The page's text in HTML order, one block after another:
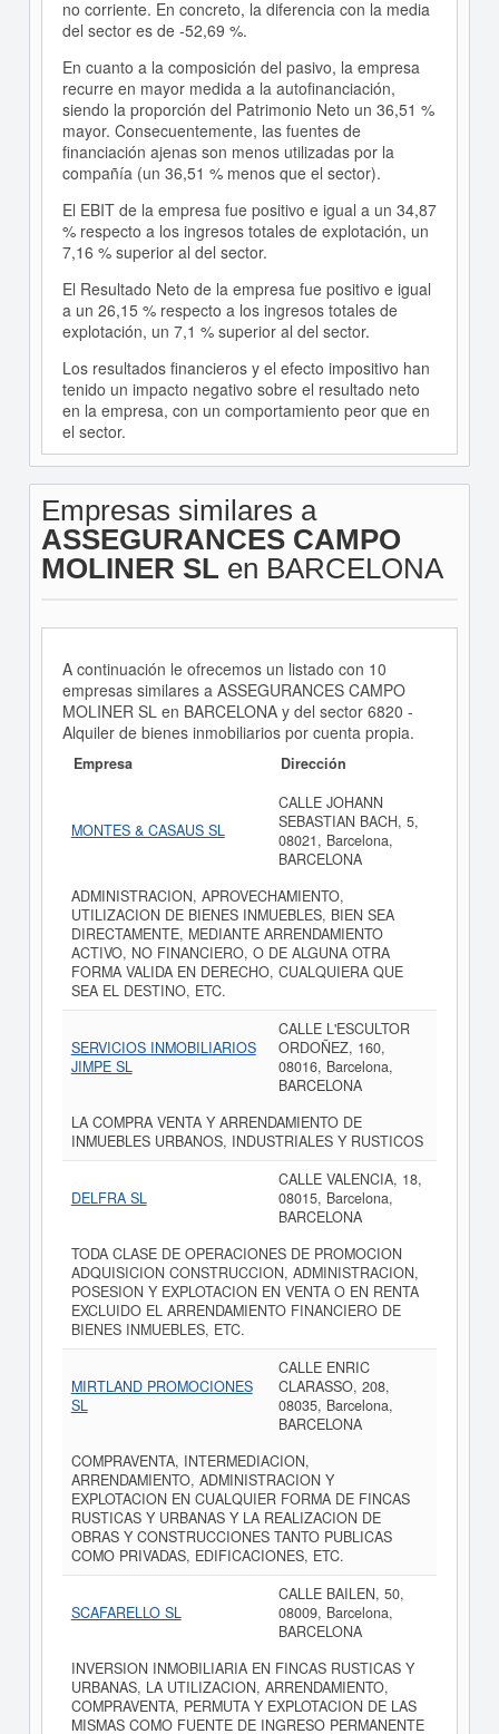
no corriente. En concreto, la diferencia con la media
del sector es de -52,69 %.
En cuanto a la composición del pasivo, la empresa
recurre en mayor medida a la autofinanciación,
siendo la proporción del Patrimonio Neto un 36,51 %
mayor. Consecuentemente, las fuentes de
financiación ajenas son menos utilizadas por la
compañía (un 36,51 % menos que el sector).
El EBIT de la empresa fue positivo e igual a un 34,87
% respecto a los ingresos totales de explotación, un
7,16 % superior al del sector.
El Resultado Neto de la empresa fue positivo e igual
a un 26,15 % respecto a los ingresos totales de
explotación, un 7,1 % superior al del sector.
Los resultados financieros y el efecto impositivo han
tenido un impacto negativo sobre el resultado neto
en la empresa, con un comportamiento peor que en
el sector.
Empresas similares a
ASSEGURANCES CAMPO
MOLINER SL en BARCELONA
A continuación le ofrecemos un listado con 10
empresas similares a ASSEGURANCES CAMPO
MOLINER SL en BARCELONA y del sector 6820 -
Alquiler de bienes inmobiliarios por cuenta propia.
Empresa Dirección
MONTES & CASAUS SL
CALLE JOHANN
SEBASTIAN BACH, 5,
08021, Barcelona,
BARCELONA
ADMINISTRACION, APROVECHAMIENTO,
UTILIZACION DE BIENES INMUEBLES, BIEN SEA
DIRECTAMENTE, MEDIANTE ARRENDAMIENTO
ACTIVO, NO FINANCIERO, O DE ALGUNA OTRA
FORMA VALIDA EN DERECHO, CUALQUIERA QUE
SEA EL DESTINO, ETC.
SERVICIOS INMOBILIARIOS
JIMPE SL
CALLE L'ESCULTOR
ORDOÑEZ, 160,
08016, Barcelona,
BARCELONA
LA COMPRA VENTA Y ARRENDAMIENTO DE
INMUEBLES URBANOS, INDUSTRIALES Y RUSTICOS
DELFRA SL
CALLE VALENCIA, 18,
08015, Barcelona,
BARCELONA
TODA CLASE DE OPERACIONES DE PROMOCION
ADQUISICION CONSTRUCCION, ADMINISTRACION,
POSESION Y EXPLOTACION EN VENTA O EN RENTA
EXCLUIDO EL ARRENDAMIENTO FINANCIERO DE
BIENES INMUEBLES, ETC.
MIRTLAND PROMOCIONES
SL
CALLE ENRIC
CLARASSO, 208,
08035, Barcelona,
BARCELONA
COMPRAVENTA, INTERMEDIACION,
ARRENDAMIENTO, ADMINISTRACION Y
EXPLOTACION EN CUALQUIER FORMA DE FINCAS
RUSTICAS Y URBANAS Y LA REALIZACION DE
OBRAS Y CONSTRUCCIONES TANTO PUBLICAS
COMO PRIVADAS, EDIFICACIONES, ETC.
SCAFARELLO SL
CALLE BAILEN, 50,
08009, Barcelona,
BARCELONA
INVERSION INMOBILIARIA EN FINCAS RUSTICAS Y
URBANAS, LA UTILIZACION, ARRENDAMIENTO,
COMPRAVENTA, PERMUTA Y EXPLOTACION DE LAS
MISMAS COMO FUENTE DE INGRESO PERMANENTE